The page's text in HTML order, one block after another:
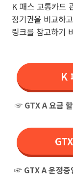
K 패스 교통카드
정기권을 비교하
링크를 참고하기
K
☞ GTX A 요금
☞ GTX A 운정